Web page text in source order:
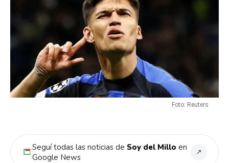
Foto: Reuters
Seguí todas las noticias de Soy del Millo en
Google News
↗
Reddit
Pinterest
Whatsapp
Email